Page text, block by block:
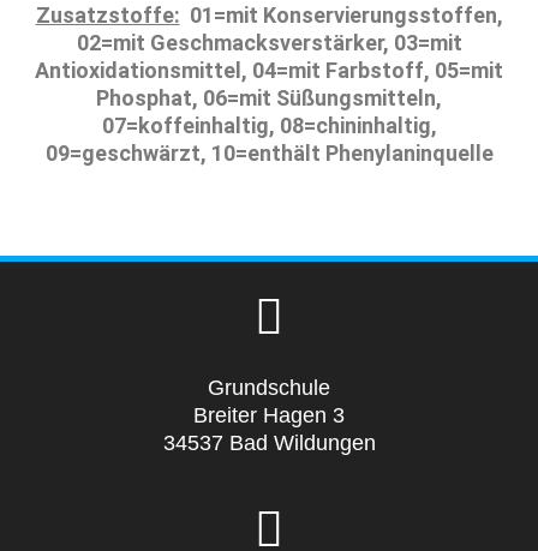
Zusatzstoffe: 01=mit Konservierungsstoffen,
02=mit Geschmacksverstärker, 03=mit
Antioxidationsmittel, 04=mit Farbstoff, 05=mit
Phosphat, 06=mit Süßungsmitteln,
07=koffeinhaltig, 08=chininhaltig,
09=geschwärzt, 10=enthält Phenylaninquelle
Grundschule
Breiter Hagen 3
34537 Bad Wildungen